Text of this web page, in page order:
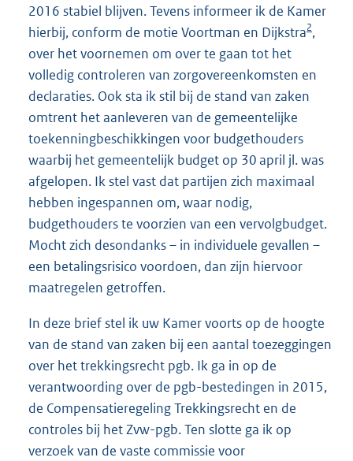
2016 stabiel blijven. Tevens informeer ik de Kamer
hierbij, conform de motie Voortman en Dijkstra2,
over het voornemen om over te gaan tot het
volledig controleren van zorgovereenkomsten en
declaraties. Ook sta ik stil bij de stand van zaken
omtrent het aanleveren van de gemeentelijke
toekenningbeschikkingen voor budgethouders
waarbij het gemeentelijk budget op 30 april jl. was
afgelopen. Ik stel vast dat partijen zich maximaal
hebben ingespannen om, waar nodig,
budgethouders te voorzien van een vervolgbudget.
Mocht zich desondanks – in individuele gevallen –
een betalingsrisico voordoen, dan zijn hiervoor
maatregelen getroffen.
In deze brief stel ik uw Kamer voorts op de hoogte
van de stand van zaken bij een aantal toezeggingen
over het trekkingsrecht pgb. Ik ga in op de
verantwoording over de pgb-bestedingen in 2015,
de Compensatieregeling Trekkingsrecht en de
controles bij het Zvw-pgb. Ten slotte ga ik op
verzoek van de vaste commissie voor